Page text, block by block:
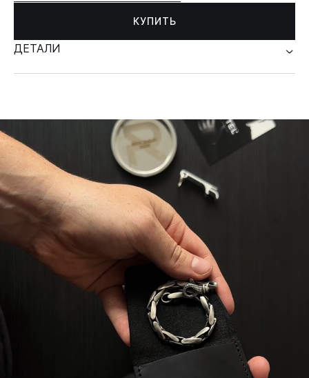
КУПИТЬ
ДЕТАЛИ